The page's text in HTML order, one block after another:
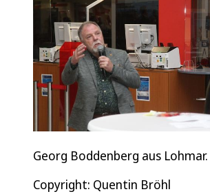
Georg Boddenberg aus Lohmar.
Copyright: Quentin Bröhl